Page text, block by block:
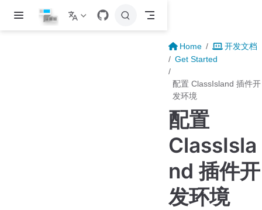
Skip to main content
Home
开发文档
Get Started
配置 ClassIsland 插件开
发环境
配置
ClassIsla
nd 插件开
发环境